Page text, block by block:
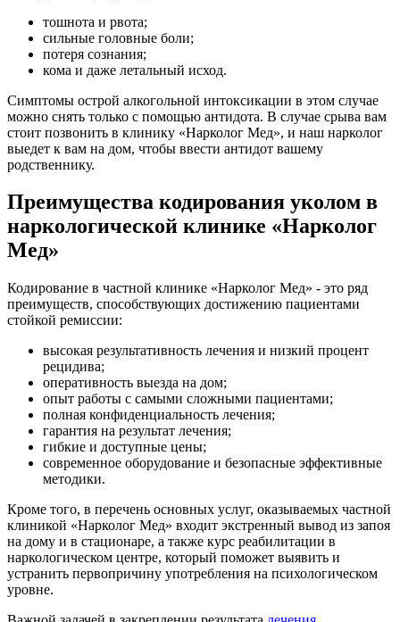
тошнота и рвота;
сильные головные боли;
потеря сознания;
кома и даже летальный исход.
Симптомы острой алкогольной интоксикации в этом случае
можно снять только с помощью антидота. В случае срыва вам
стоит позвонить в клинику «Нарколог Мед», и наш нарколог
выедет к вам на дом, чтобы ввести антидот вашему
родственнику.
Преимущества кодирования уколом в
наркологической клинике «Нарколог
Мед»
Кодирование в частной клинике «Нарколог Мед» - это ряд
преимуществ, способствующих достижению пациентами
стойкой ремиссии:
высокая результативность лечения и низкий процент
рецидива;
оперативность выезда на дом;
опыт работы с самыми сложными пациентами;
полная конфиденциальность лечения;
гарантия на результат лечения;
гибкие и доступные цены;
современное оборудование и безопасные эффективные
методики.
Кроме того, в перечень основных услуг, оказываемых частной
клиникой «Нарколог Мед» входит экстренный вывод из запоя
на дому и в стационаре, а также курс реабилитации в
наркологическом центре, который поможет выявить и
устранить первопричину употребления на психологическом
уровне.